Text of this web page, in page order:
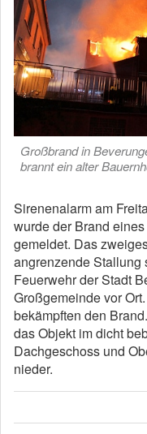
Großbrand in
brannt ein alter
Sirenenalarm am
wurde der Brand
gemeldet. Das
angrenzende Stallung
Feuerwehr der Stadt
Großgemeinde vor
bekämpften den
das Objekt im dicht
Dachgeschoss und
nieder.